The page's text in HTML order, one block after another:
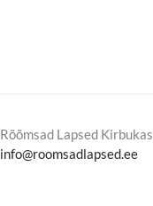
Rõõmsad Lapsed Kirbukas
info@roomsadlapsed.ee